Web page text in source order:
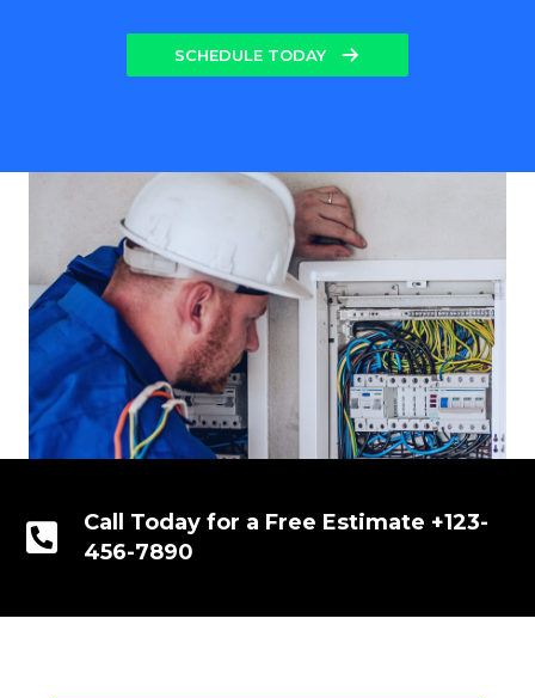
SCHEDULE TODAY
Call Today for a Free Estimate +123-
456-7890